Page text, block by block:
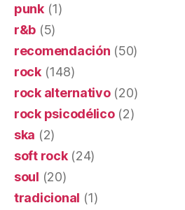
punk(1)
r&b (5)
recomendación (50)
rock(148)
rock alternativo(20)
rock psicodélico(2)
ska (2)
soft rock(24)
soul (20)
tradicional (1)